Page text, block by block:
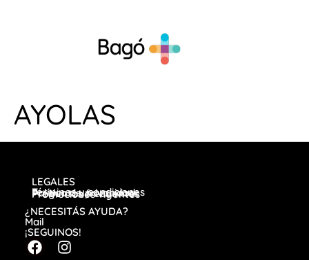
AYOLAS
LEGALES
Términos y condiciones
Política de privacidad
Preguntas frecuentes
Promociones vigentes
¿NECESITÁS AYUDA?
Mail
¡SEGUINOS!